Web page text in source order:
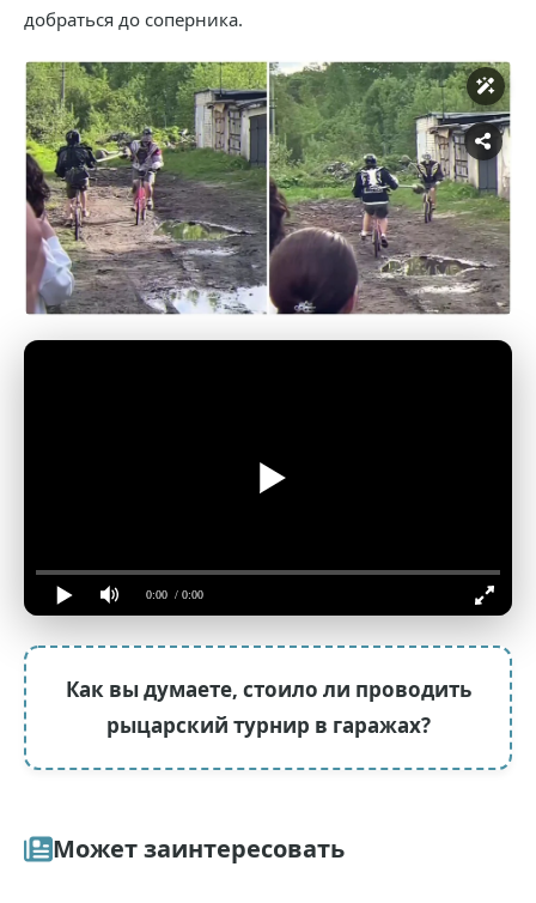
добраться до соперника.
0:00 / 0:00
Как вы думаете, стоило ли проводить
рыцарский турнир в гаражах?
Может заинтересовать